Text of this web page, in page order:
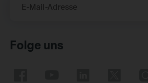
E-Mail-Adresse
Folge uns